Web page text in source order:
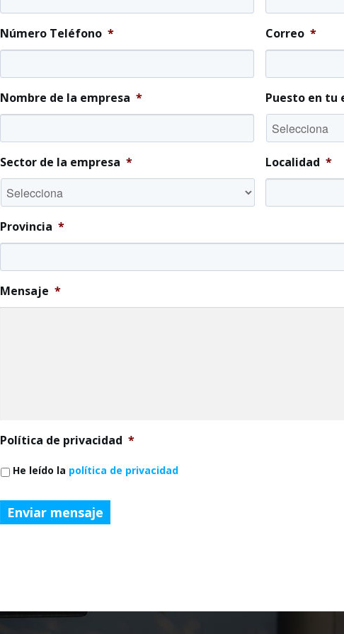
Número Teléfono * Correo *
Nombre de la empresa * Puesto en tu
Sector de la empresa * Localidad *
Provincia *
Mensaje *
Política de privacidad *
He leído la política de privacidad